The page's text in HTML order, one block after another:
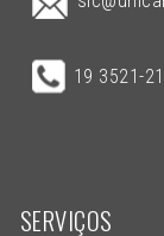
19 3521-
SERVIÇOS